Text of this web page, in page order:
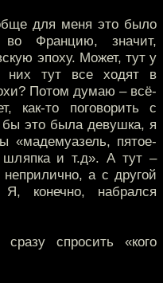
для меня это было
Францию, значит,
эпоху. Может, тут у
них тут все ходят в
Потом думаю – всё-
как-то поговорить с
это была девушка, я
«мадемуазель, пятое-
шляпка и т.д». А тут –
а с другой
конечно, набрался
спросить «кого